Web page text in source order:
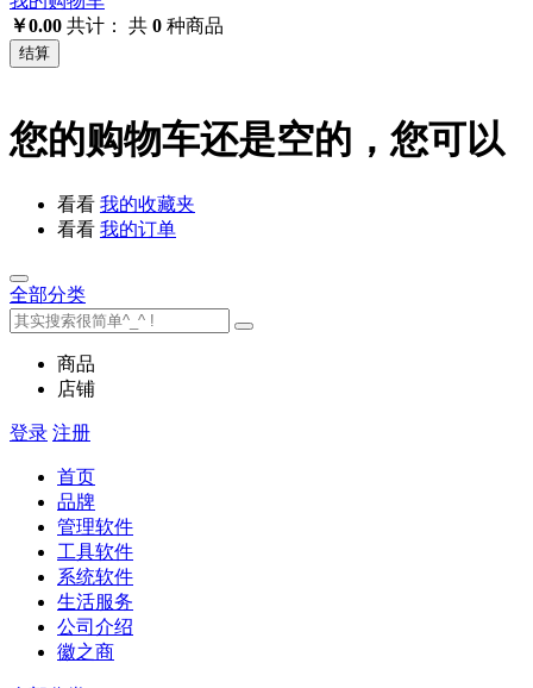
￥0.00 共计： 共 0 种商品
结算
您的购物车还是空的，您可以
看看 我的收藏夹
看看 我的订单
全部分类
商品
店铺
登录 注册
首页
品牌
管理软件
工具软件
系统软件
生活服务
公司介绍
徽之商